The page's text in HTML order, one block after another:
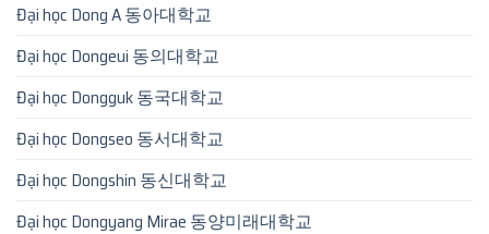
Đại học Dong A 동아대학교
Đại học Dongeui 동의대학교
Đại học Dongguk 동국대학교
Đại học Dongseo 동서대학교
Đại học Dongshin 동신대학교
Đại học Dongyang Mirae 동양미래대학교